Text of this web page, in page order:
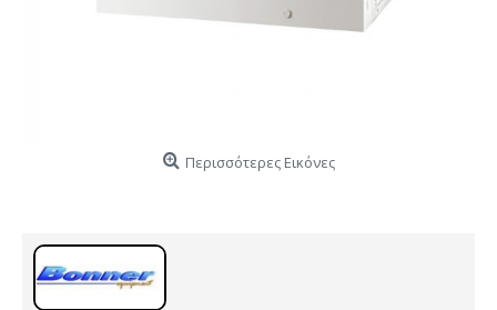
Περισσότερες Εικόνες